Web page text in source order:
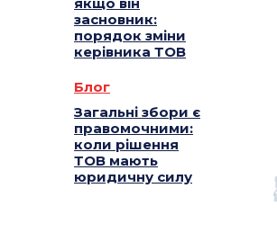
якщо він
засновник:
порядок зміни
керівника ТОВ
Блог
Загальні збори є
правомочними:
коли рішення
ТОВ мають
юридичну силу